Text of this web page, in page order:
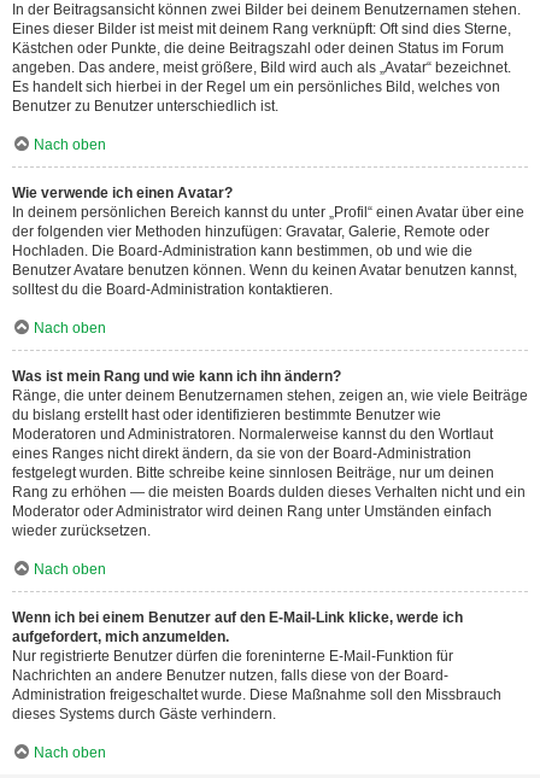
In der Beitragsansicht können zwei Bilder bei deinem Benutzernamen stehen.
Eines dieser Bilder ist meist mit deinem Rang verknüpft: Oft sind dies Sterne,
Kästchen oder Punkte, die deine Beitragszahl oder deinen Status im Forum
angeben. Das andere, meist größere, Bild wird auch als „Avatar“ bezeichnet.
Es handelt sich hierbei in der Regel um ein persönliches Bild, welches von
Benutzer zu Benutzer unterschiedlich ist.
Nach oben
Wie verwende ich einen Avatar?
In deinem persönlichen Bereich kannst du unter „Profil“ einen Avatar über eine
der folgenden vier Methoden hinzufügen: Gravatar, Galerie, Remote oder
Hochladen. Die Board-Administration kann bestimmen, ob und wie die
Benutzer Avatare benutzen können. Wenn du keinen Avatar benutzen kannst,
solltest du die Board-Administration kontaktieren.
Nach oben
Was ist mein Rang und wie kann ich ihn ändern?
Ränge, die unter deinem Benutzernamen stehen, zeigen an, wie viele Beiträge
du bislang erstellt hast oder identifizieren bestimmte Benutzer wie
Moderatoren und Administratoren. Normalerweise kannst du den Wortlaut
eines Ranges nicht direkt ändern, da sie von der Board-Administration
festgelegt wurden. Bitte schreibe keine sinnlosen Beiträge, nur um deinen
Rang zu erhöhen — die meisten Boards dulden dieses Verhalten nicht und ein
Moderator oder Administrator wird deinen Rang unter Umständen einfach
wieder zurücksetzen.
Nach oben
Wenn ich bei einem Benutzer auf den E-Mail-Link klicke, werde ich
aufgefordert, mich anzumelden.
Nur registrierte Benutzer dürfen die foreninterne E-Mail-Funktion für
Nachrichten an andere Benutzer nutzen, falls diese von der Board-
Administration freigeschaltet wurde. Diese Maßnahme soll den Missbrauch
dieses Systems durch Gäste verhindern.
Nach oben